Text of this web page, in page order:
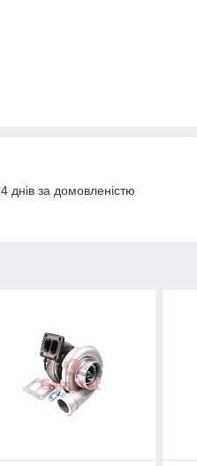
днів за домовленістю